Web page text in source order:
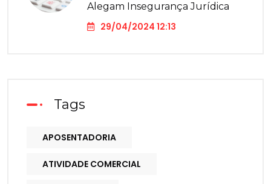
Alegam Insegurança Jurídica
29/04/2024 12:13
Tags
APOSENTADORIA
ATIVIDADE COMERCIAL